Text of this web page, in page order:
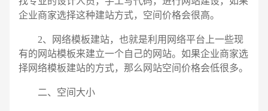
企业商家选择这种建站方式，空间价格会很高。
2、网络模板建站，也就是利用网络平台上一些现
有的网站模板来建立一个自己的网站。如果企业商家选
择网络模板建站的方式，那么网站空间价格会低很多。
二、空间大小